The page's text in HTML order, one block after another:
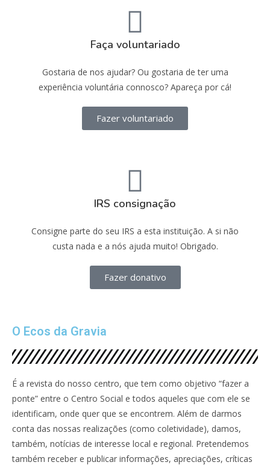
Faça voluntariado
Gostaria de nos ajudar? Ou gostaria de ter uma
experiência voluntária connosco? Apareça por cá!
Fazer voluntariado
IRS consignação
Consigne parte do seu IRS a esta instituição. A si não
custa nada e a nós ajuda muito! Obrigado.
Fazer donativo
O Ecos da Gravia
É a revista do nosso centro, que tem como objetivo “fazer a
ponte” entre o Centro Social e todos aqueles que com ele se
identificam, onde quer que se encontrem. Além de darmos
conta das nossas realizações (como coletividade), damos,
também, notícias de interesse local e regional. Pretendemos
também receber e publicar informações, apreciações, críticas